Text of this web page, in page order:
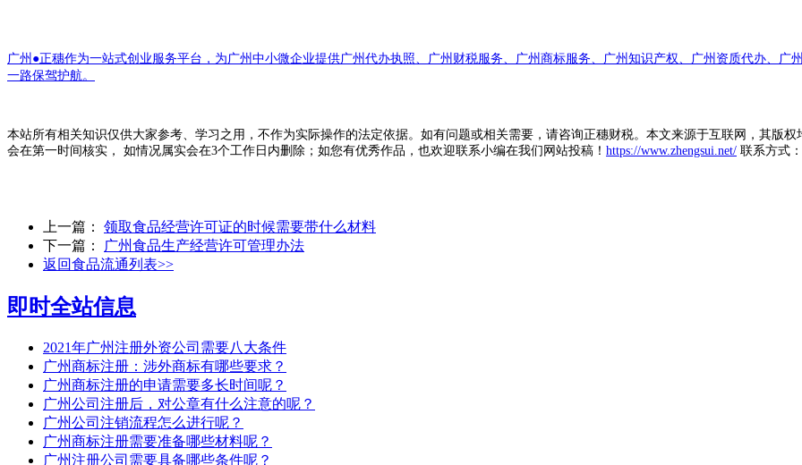
广州●正穗作为一站式创业服务平台，为广州中小微企业提供广州代办执照、广州财税服务、广州商标服务、广州知识产权、广州资质代办、广
一路保驾护航。
本站所有相关知识仅供大家参考、学习之用，不作为实际操作的法定依据。如有问题或相关需要，请咨询正穗财税。本文来源于互联网，其版
会在第一时间核实， 如情况属实会在3个工作日内删除；如您有优秀作品，也欢迎联系小编在我们网站投稿！ https://www.zhengsui.net/ 联系方式：
上一篇： 领取食品经营许可证的时候需要带什么材料
下一篇：
广州食品生产经营许可管理办法
返回食品流通列表>>
即时全站信息
2021年广州注册外资公司需要八大条件
广州商标注册：涉外商标有哪些要求？
广州商标注册的申请需要多长时间呢？
广州公司注册后，对公章有什么注意的呢？
广州公司注销流程怎么进行呢？
广州商标注册需要准备哪些材料呢？
广州注册公司需要具备哪些条件呢？